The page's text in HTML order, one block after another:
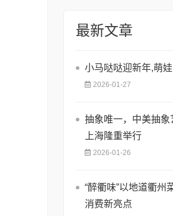
最新文章
小马哒哒迎新年,萌
2026-01-27
抽象唯一，中美抽象
上海隆重举行
2026-01-26
“醉衢味”以地道衢州
消费新亮点